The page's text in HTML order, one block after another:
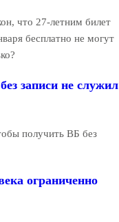
что 27-летним билет
бесплатно не могут
записи не служил
получить ВБ без
ограниченно